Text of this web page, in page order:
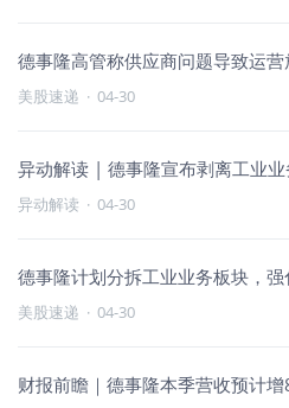
德事隆高管称供应商问题导致运
美股速递 · 04-30
异动解读 | 德事隆宣布剥离工业
异动解读 · 04-30
德事隆计划分拆工业业务板块，
美股速递 · 04-30
财报前瞻｜德事隆本季营收预计